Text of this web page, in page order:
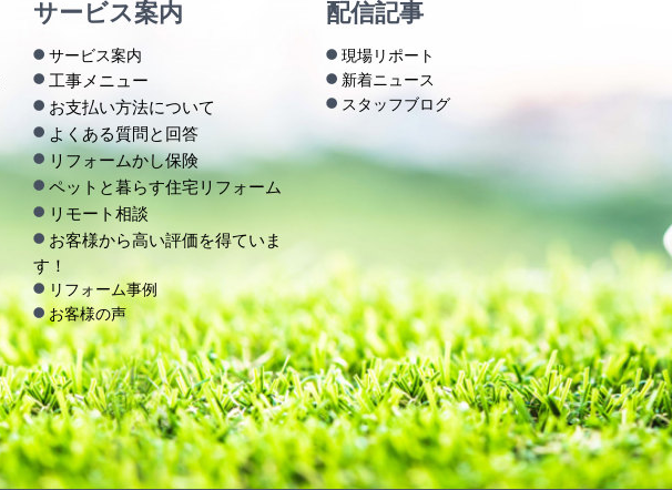
サービス案内
サービス案内
工事メニュー
お支払い方法について
よくある質問と回答
リフォームかし保険
ペットと暮らす住宅リフォーム
リモート相談
お客様から高い評価を得ていま
す！
リフォーム事例
お客様の声
配信記事
現場リポート
新着ニュース
スタッフブログ